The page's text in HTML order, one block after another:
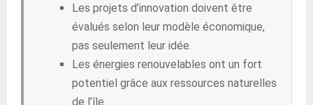
Les projets d’innovation doivent être
évalués selon leur modèle économique,
pas seulement leur idée.
Les énergies renouvelables ont un fort
potentiel grâce aux ressources naturelles
de l’île.